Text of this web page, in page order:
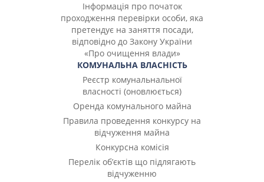
Інформація про початок
проходження перевірки особи, яка
претендує на заняття посади,
відповідно до Закону України
«Про очищення влади»
КОМУНАЛЬНА ВЛАСНІСТЬ
Реєстр комунальнальної
власності (оновлюється)
Оренда комунального майна
Правила проведення конкурсу на
відчуження майна
Конкурсна комісія
Перелік об’єктів що підлягають
відчуженню